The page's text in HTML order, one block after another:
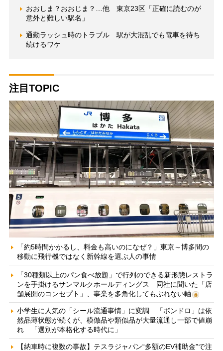
おおしま？おおじま？…他 東京23区「正確に読むのが
意外と難しい駅名」
通勤ラッシュ時のトラブル 駅が大混乱でも電車を待ち
続けるワケ
注目TOPIC
「約5時間かかるし、料金も高いのになぜ？」東京～博多間の
移動に飛行機ではなく新幹線を選ぶ人の事情
「30種類以上のパン食べ放題」で行列のできる新形態レストラ
ンを手掛けるサンマルクホールディングス 同社に聞いた「店
舗展開のコンセプト」、事業を多角化してもぶれない軸
小学生に人気の「シール流通事情」に変調 「ボンドロ」は依
然品薄状態が続くが、模倣品や類似品が大量流通し一部で値崩
れ 「選別が本格化する時代に」
【納車時に複数の事故】テスラジャパン“多額のEV補助金”で注